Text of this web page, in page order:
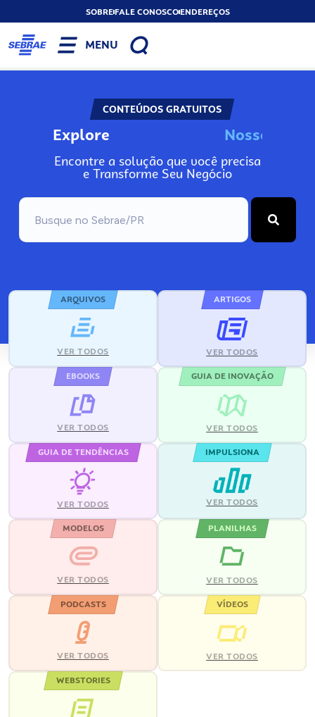
SOBREFALE CONOSCOENDEREÇOS
MENU
CONTEÚDOS GRATUITOS
Explore Noss
Encontre a solução que você precisa
e Transforme Seu Negócio
ARQUIVOS
VER TODOS
ARTIGOS
VER TODOS
EBOOKS
VER TODOS
GUIA DE INOVAÇÃO
VER TODOS
GUIA DE TENDÊNCIAS
VER TODOS
IMPULSIONA
VER TODOS
MODELOS
VER TODOS
PLANILHAS
VER TODOS
PODCASTS
VER TODOS
VÍDEOS
VER TODOS
WEBSTORIES